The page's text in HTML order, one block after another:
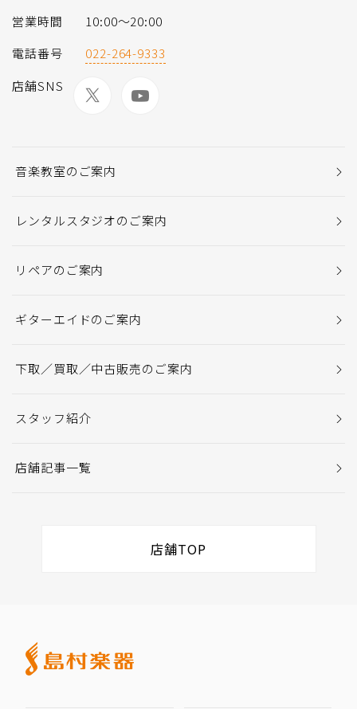
営業時間
10:00〜20:00
電話番号
022-264-9333
店舗SNS
音楽教室のご案内
レンタルスタジオのご案内
リペアのご案内
ギターエイドのご案内
下取／買取／中古販売のご案内
スタッフ紹介
店舗記事一覧
店舗TOP